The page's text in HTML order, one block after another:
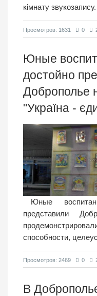
кімнату звукозапису.
Просмотров: 1631 0
Юные
достойно
Доброполье
"Україна -
Юные
представили
способности,
Просмотров: 2469 0
В